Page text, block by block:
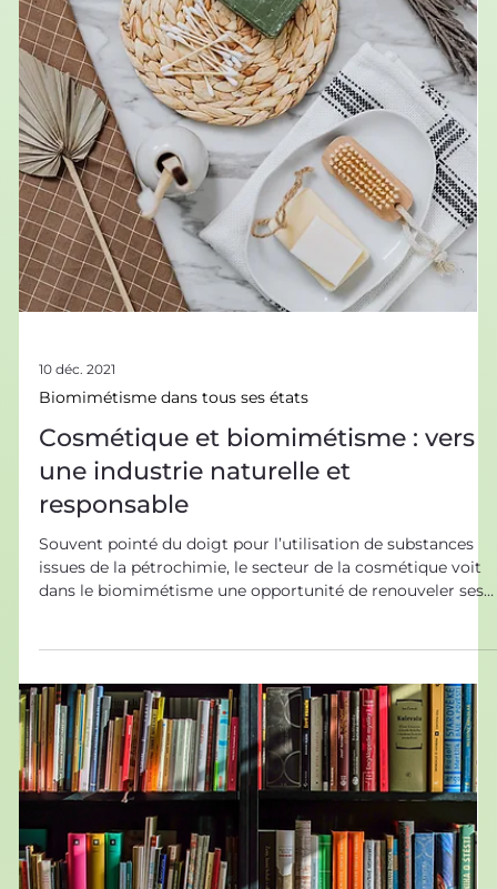
nageoire caudale ! 🧓 Son nom ne date pas d'hier : il vient
du grec Aristote qui le décrivait comme un animal
particulièrement intelligent et futé, comme le renard ! 🗺️
Le requin-renard est présent dans les eaux tempérées et
froides, et plus particulièrement près des terres ! 🏊 Pas de
panique ! Le requin-renard est très peu dangereux pour les
humains ! 🐟 Il se nourri
10 déc. 2021
Cosmétique et biomimétisme : vers
une industrie naturelle et
responsable
Souvent pointé du doigt pour l’utilisation de substances
issues de la pétrochimie, le secteur de la cosmétique voit
dans le biomimétisme une opportunité de renouveler ses
ingrédients et de tendre vers des produits plus naturels et
respectueux de l’environnement. La cosmétique face aux
enjeux environnementaux et aux réglementations Les